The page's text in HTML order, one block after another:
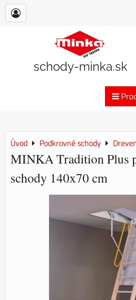
schody-minka.sk
Úvod Podkrovné schody
MINKA Tradition Plus
schody 140x70 cm